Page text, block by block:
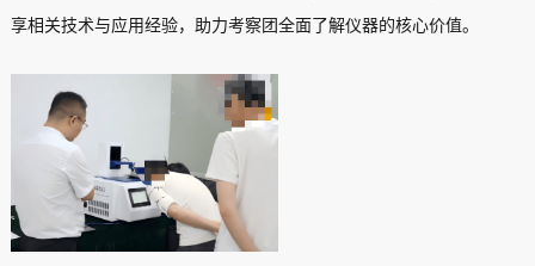
享相关技术与应用经验，助力考察团全面了解仪器的核心价值。